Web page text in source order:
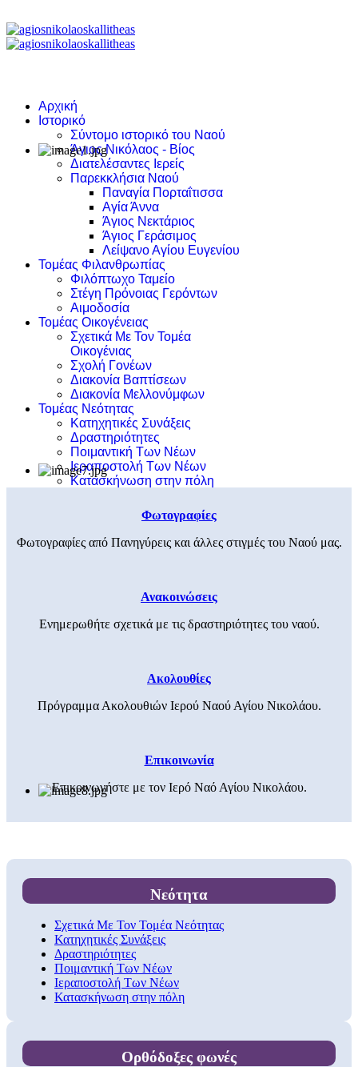
Αρχική
Ιστορικό
Σύντομο ιστορικό του Ναού
Άγιος Νικόλαος - Βίος
Διατελέσαντες Ιερείς
Παρεκκλήσια Ναού
Παναγία Πορταΐτισσα
Αγία Άννα
Άγιος Νεκτάριος
Άγιος Γεράσιμος
Λείψανο Αγίου Ευγενίου
Τομέας Φιλανθρωπίας
Φιλόπτωχο Ταμείο
Στέγη Πρόνοιας Γερόντων
Αιμοδοσία
Τομέας Οικογένειας
Σχετικά Με Τον Τομέα
Οικογένιας
Σχολή Γονέων
Διακονία Βαπτίσεων
Διακονία Μελλονύμφων
Τομέας Νεότητας
Κατηχητικές Συνάξεις
Δραστηριότητες
Ποιμαντική Των Νέων
Ιεραποστολή Των Νέων
Κατασκήνωση στην πόλη
Φωτογραφίες
Φωτογραφίες από Πανηγύρεις και άλλες στιγμές του Ναού μας.
Ανακοινώσεις
Ενημερωθήτε σχετικά με τις δραστηριότητες του ναού.
Ακολουθίες
Πρόγραμμα Ακολουθιών Ιερού Ναού Αγίου Νικολάου.
Επικοινωνία
Επικοινωνήστε με τον Ιερό Ναό Αγίου Νικολάου.
Νεότητα
Σχετικά Με Τον Τομέα Νεότητας
Κατηχητικές Συνάξεις
Δραστηριότητες
Ποιμαντική Των Νέων
Ιεραποστολή Των Νέων
Κατασκήνωση στην πόλη
Ορθόδοξες φωνές